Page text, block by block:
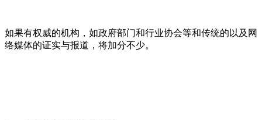
如果有权威的机构，如政府部门和行业协会等和传统的以及网
络媒体的证实与报道，将加分不少。